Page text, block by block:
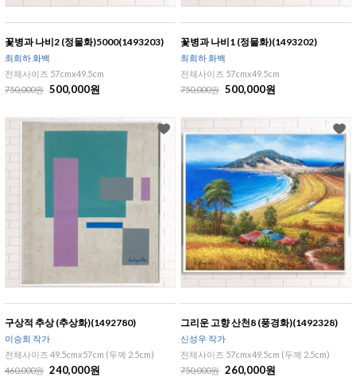
꽃병과 나비2 (정물화)5000(1493203)
최희하 화백
전체사이즈 57cmx49.5cm
750,000원 500,000원
꽃병과 나비1 (정물화)(1493202)
최희하 화백
전체사이즈 57cmx49.5cm
750,000원 500,000원
구상적 추상 (추상화)(1492780)
이승희 작가
전체사이즈 49.5cmx57cm (두께 2.5cm)
460,000원 240,000원
그리운 고향 산천8 (풍경화)(1492328)
신성우 작가
전체사이즈 57cmx49.5cm (두께 2.5cm)
750,000원 260,000원